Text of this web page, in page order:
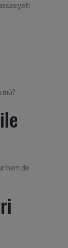
mü?
hem de